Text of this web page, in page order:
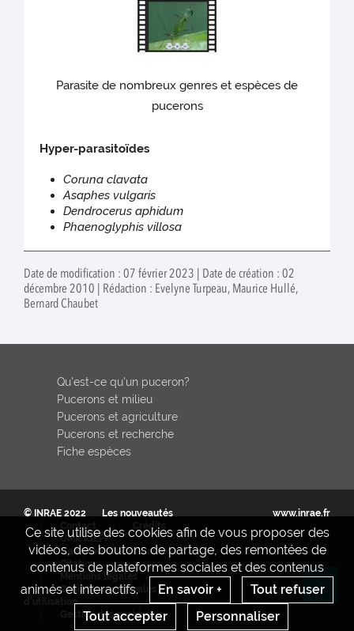
Parasite de nombreux genres et espèces de
pucerons
Hyper-parasitoïdes
Coruna clavata
Asaphes vulgaris
Dendrocerus aphidum
Phaenoglyphis villosa
Date de modification : 07 février 2023 | Date de création : 02
décembre 2010 | Rédaction : Evelyne Turpeau, Maurice Hullé,
Bernard Chaubet
Ce site utilise des cookies afin de vous proposer des
vidéos, des boutons de partage, des remontées de
contenus de plateformes sociales et des contenus
animés et interactifs.
En savoir +
Tout refuser
Tout accepter
Personnaliser
Qu'est-ce qu'un puceron?
Pucerons et milieu
Pucerons et agriculture
Pucerons et recherche
Fiche espèces
© INRAE 2022
Les nouveautés
Contact
Crédits
UMR IGEPP
S'abonner aux actualités
Citation
Mentions legales
Conditions générales
d'utilisation
Gestion des cookies
www.inrae.fr